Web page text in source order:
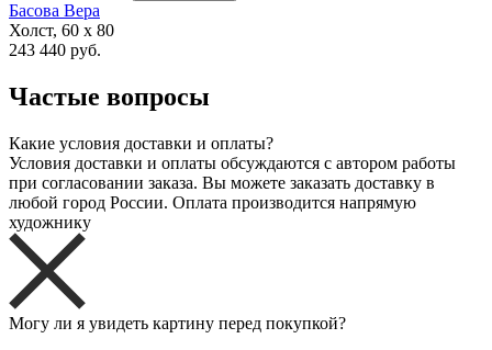
Басова Вера
Холст, 60 x 80
243 440 руб.
Частые вопросы
Какие условия доставки и оплаты?
Условия доставки и оплаты обсуждаются с автором работы
при согласовании заказа. Вы можете заказать доставку в
любой город России. Оплата производится напрямую
художнику
Могу ли я увидеть картину перед покупкой?